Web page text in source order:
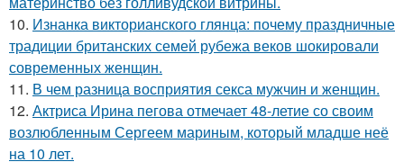
10. Изнанка викторианского глянца: почему праздничные
традиции британских семей рубежа веков шокировали
современных женщин.
11. В чем разница восприятия секса мужчин и женщин.
12. Актриса Ирина пегова отмечает 48-летие со своим
возлюбленным Сергеем мариным, который младше неё
на 10 лет.